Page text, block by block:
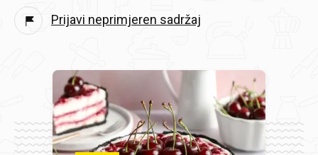
Prijavi neprimjeren sadržaj